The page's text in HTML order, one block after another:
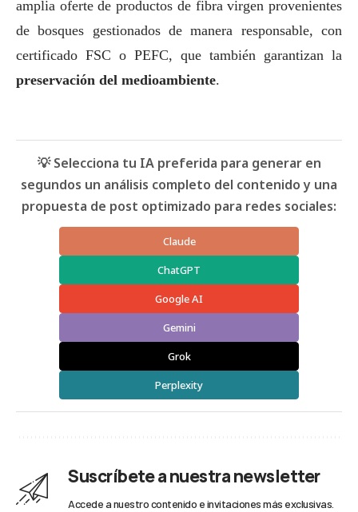
amplia oferte de productos de fibra virgen provenientes
de bosques gestionados de manera responsable, con
certificado FSC o PEFC, que también garantizan la
preservación del medioambiente.
💡 Selecciona tu IA preferida para generar en
segundos un análisis completo del contenido y una
propuesta de post optimizado para redes sociales:
Claude
ChatGPT
Google AI
Gemini
Grok
Perplexity
Suscríbete a nuestra newsletter
Accede a nuestro contenido e invitaciones más exclusivas.